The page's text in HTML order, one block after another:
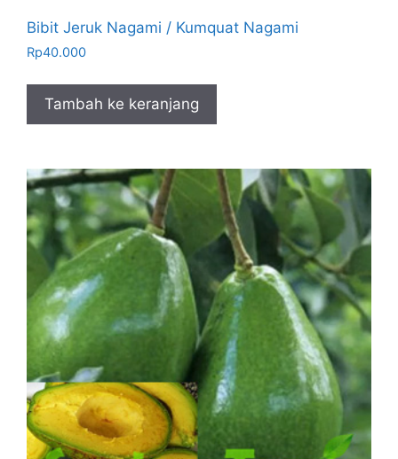
Bibit Jeruk Nagami / Kumquat Nagami
Rp40.000
Tambah ke keranjang